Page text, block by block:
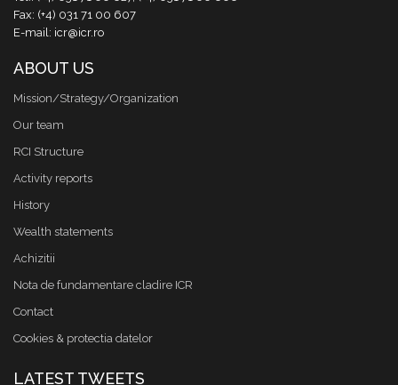
Fax: (+4) 031 71 00 607
E-mail: icr@icr.ro
ABOUT US
Mission/Strategy/Organization
Our team
RCI Structure
Activity reports
History
Wealth statements
Achizitii
Nota de fundamentare cladire ICR
Contact
Cookies & protectia datelor
LATEST TWEETS